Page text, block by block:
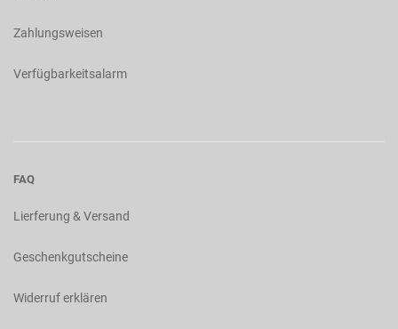
Zahlungsweisen
Verfügbarkeitsalarm
FAQ
Lierferung & Versand
Geschenkgutscheine
Widerruf erklären